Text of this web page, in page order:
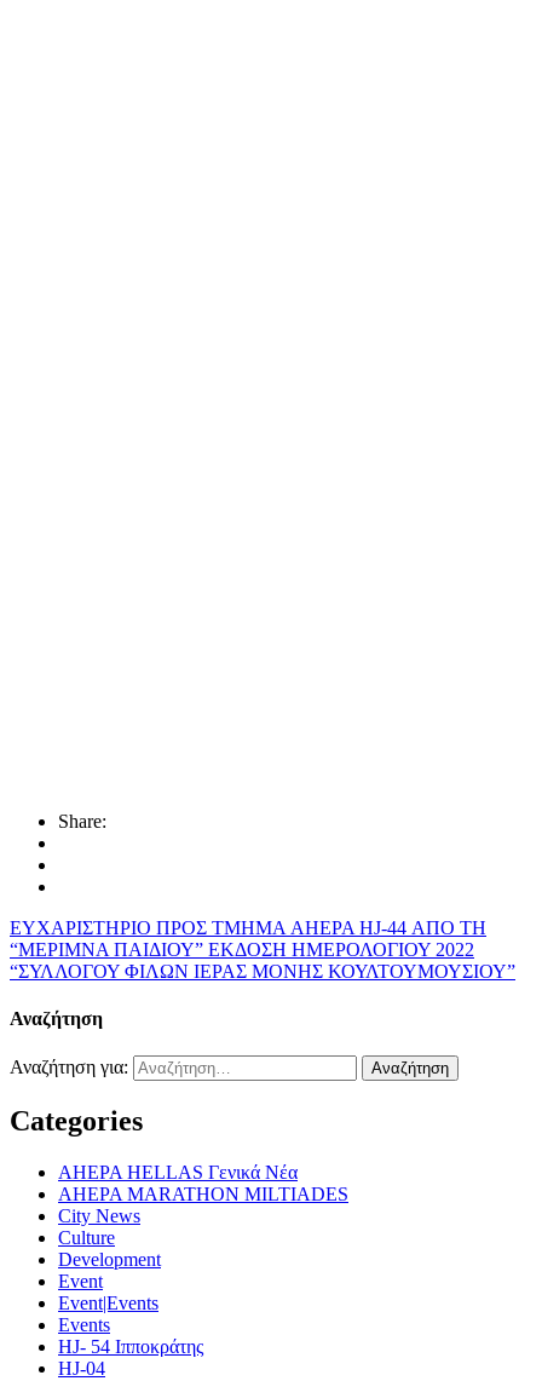
Share:
ΕΥΧΑΡΙΣΤΗΡΙΟ ΠΡΟΣ ΤΜΗΜΑ AHEPA HJ-44 ΑΠΟ ΤΗ
“ΜΕΡΙΜΝΑ ΠΑΙΔΙΟΥ” ΕΚΔΟΣΗ ΗΜΕΡΟΛΟΓΙΟΥ 2022
“ΣΥΛΛΟΓΟΥ ΦΙΛΩΝ ΙΕΡΑΣ ΜΟΝΗΣ ΚΟΥΛΤΟΥΜΟΥΣΙΟΥ”
Αναζήτηση
Αναζήτηση για:
Categories
AHEPA HELLAS Γενικά Νέα
AHEPA MARATHON MILTIADES
City News
Culture
Development
Event
Event|Events
Events
HJ- 54 Ιπποκράτης
HJ-04